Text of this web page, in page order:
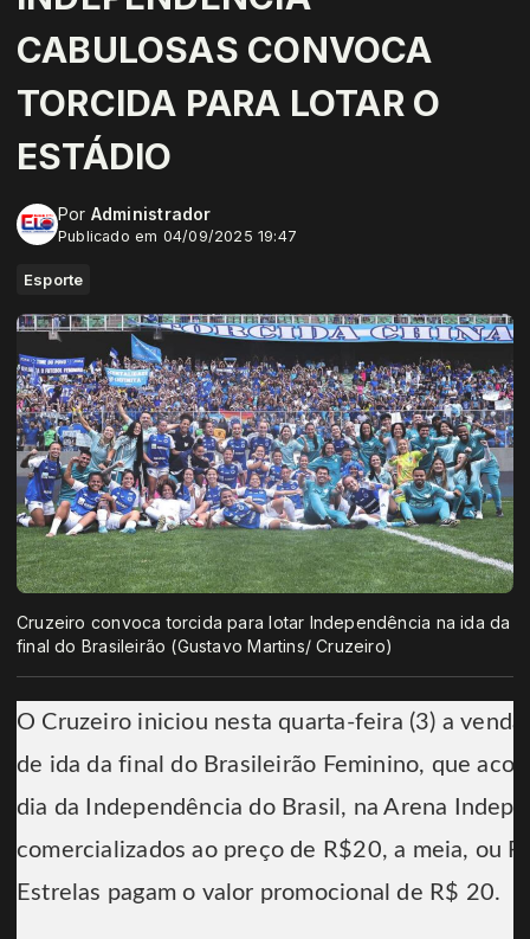
CABULOSAS CONVOCA
TORCIDA PARA LOTAR O
ESTÁDIO
Por Administrador
Publicado em 04/09/2025 19:47
Esporte
Cruzeiro convoca torcida para lotar Independência na ida da
final do Brasileirão (Gustavo Martins/ Cruzeiro)
O Cruzeiro iniciou nesta quarta-feira (3) a
de ida da final do Brasileirão Feminino, que
dia da Independência do Brasil, na Arena
comercializados ao preço de R$20, a meia, ou
Estrelas pagam o valor promocional de R$ 20.